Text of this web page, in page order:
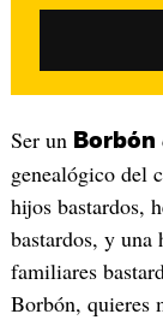
Ser un Borbón
genealógico del
hijos bastardos,
bastardos, y
familiares
Borbón, quieres